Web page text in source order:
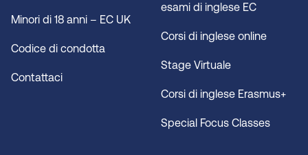
Minori di 18 anni – EC UK
Codice di condotta
Contattaci
esami di inglese EC
Corsi di inglese online
Stage Virtuale
Corsi di inglese Erasmus+
Special Focus Classes